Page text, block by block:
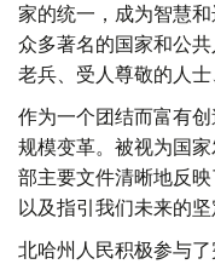
家的统一，成为智慧
众多著名的国家和公
老兵、受人尊敬的人
作为一个团结而富有
规模变革。被视为国
部主要文件清晰地反
以及指引我们未来的坚
北哈州人民积极参与